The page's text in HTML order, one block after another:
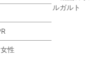
女性